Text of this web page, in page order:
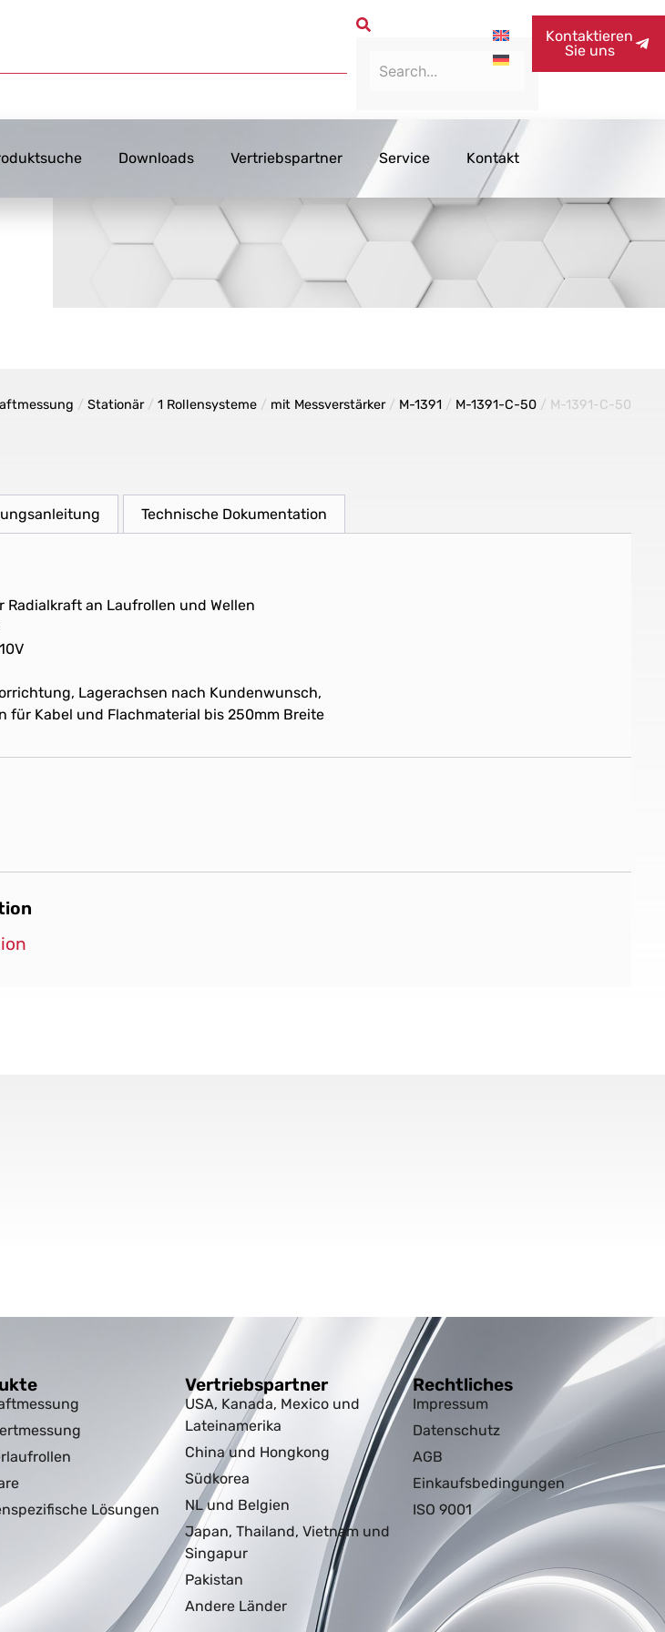
Kontaktieren
Sie uns
Downloads Vertriebspartner Service Kontakt
/Stationär/1 Rollensysteme / mit Messverstärker/ M-1391 / M-1391-C-50 / M-1391-C-50
Technische Dokumentation
Radialkraft an Laufrollen und Wellen
Lagerachsen nach Kundenwunsch,
für Kabel und Flachmaterial bis 250mm Breite
Lösungen
Vertriebspartner
USA, Kanada, Mexico und
Lateinamerika
China und Hongkong
Südkorea
NL und Belgien
Japan, Thailand, Vietnam und
Singapur
Pakistan
Andere Länder
Rechtliches
Impressum
Datenschutz
AGB
Einkaufsbedingungen
ISO 9001